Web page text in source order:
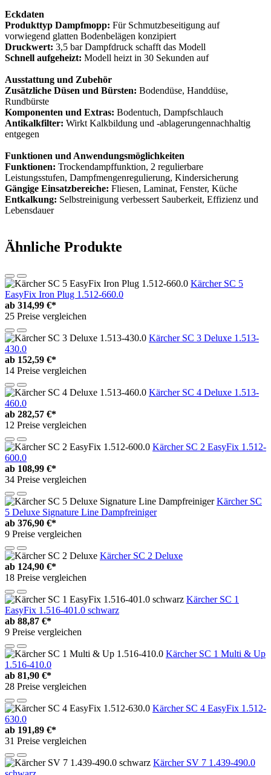
Eckdaten
Produkttyp Dampfmopp: Für Schmutzbeseitigung auf
vorwiegend glatten Bodenbelägen konzipiert
Druckwert: 3,5 bar Dampfdruck schafft das Modell
Schnell aufgeheizt: Modell heizt in 30 Sekunden auf
Ausstattung und Zubehör
Zusätzliche Düsen und Bürsten: Bodendüse, Handdüse,
Rundbürste
Komponenten und Extras: Bodentuch, Dampfschlauch
Antikalkfilter: Wirkt Kalkbildung und -ablagerungennachhaltig
entgegen
Funktionen und Anwendungsmöglichkeiten
Funktionen: Trockendampffunktion, 2 regulierbare
Leistungsstufen, Dampfmengenregulierung, Kindersicherung
Gängige Einsatzbereiche: Fliesen, Laminat, Fenster, Küche
Entkalkung: Selbstreinigung verbessert Sauberkeit, Effizienz und
Lebensdauer
Ähnliche Produkte
Kärcher SC 5
EasyFix Iron Plug 1.512-660.0
ab 314,99 €*
25 Preise vergleichen
Kärcher SC 3 Deluxe 1.513-
430.0
ab 152,59 €*
14 Preise vergleichen
Kärcher SC 4 Deluxe 1.513-
460.0
ab 282,57 €*
12 Preise vergleichen
Kärcher SC 2 EasyFix 1.512-
600.0
ab 108,99 €*
34 Preise vergleichen
Kärcher SC
5 Deluxe Signature Line Dampfreiniger
ab 376,90 €*
9 Preise vergleichen
Kärcher SC 2 Deluxe
ab 124,90 €*
18 Preise vergleichen
Kärcher SC 1
EasyFix 1.516-401.0 schwarz
ab 88,87 €*
9 Preise vergleichen
Kärcher SC 1 Multi & Up
1.516-410.0
ab 81,90 €*
28 Preise vergleichen
Kärcher SC 4 EasyFix 1.512-
630.0
ab 191,89 €*
31 Preise vergleichen
Kärcher SV 7 1.439-490.0